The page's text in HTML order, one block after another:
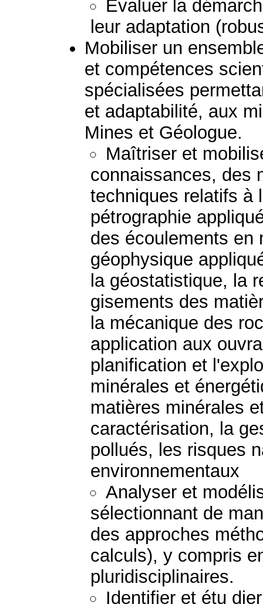
Evaluer la
leur adaptation
Mobiliser un
et compétences
spécialisées
et adaptabilité, aux
Mines et Géologue.
Maîtriser et
connaissances, des
techniques relatifs à
pétrographie
des écoulements en
géophysique
la géostatistique, la
gisements des
la mécanique des
application aux
planification et
minérales et
matières minérales
caractérisation, la
pollués, les risques
environnementaux
Analyser et
sélectionnant de
des approches
calculs), y compris
pluridisciplinaires.
Identifier et étu